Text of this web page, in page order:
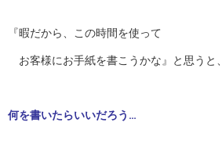
『暇だから、この時間を使って
お客様にお手紙を書こうかな』と思うと、
何を書いたらいいだろう…